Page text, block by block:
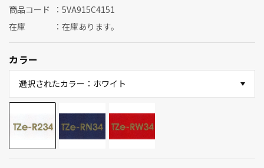
商品コード
5VA915C4151
在庫
在庫あります。
カラー
選択されたカラー：ホワイト